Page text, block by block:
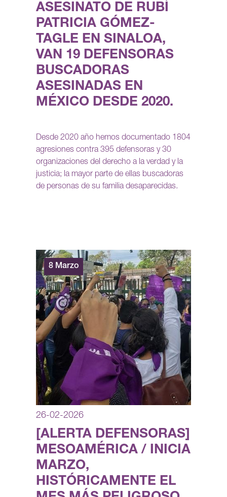
ASESINATO DE RUBÍ
PATRICIA GÓMEZ-
TAGLE EN SINALOA,
VAN 19 DEFENSORAS
BUSCADORAS
ASESINADAS EN
MÉXICO DESDE 2020.
Desde 2020 año hemos documentado 1804
agresiones contra 395 defensoras y 30
organizaciones del derecho a la verdad y la
justicia; la mayor parte de ellas buscadoras
de personas de su familia desaparecidas.
8 Marzo
26-02-2026
[ALERTA DEFENSORAS]
MESOAMÉRICA / INICIA
MARZO,
HISTÓRICAMENTE EL